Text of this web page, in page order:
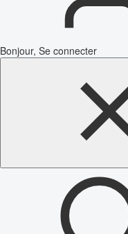
Bonjour, Se connecter